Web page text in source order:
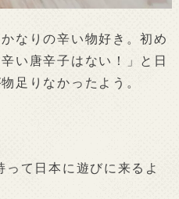
なりの辛い物好き。初め
い唐辛子はない！」と日
足りなかったよう。
て日本に遊びに来るよ